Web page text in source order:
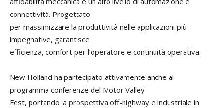
connettività. Progettato
per massimizzare la produttività nelle applicazioni più
impegnative, garantisce
efficienza, comfort per l’operatore e continuità operativa.
New Holland ha partecipato attivamente anche al
programma conferenze del Motor Valley
Fest, portando la prospettiva off-highway e industriale in